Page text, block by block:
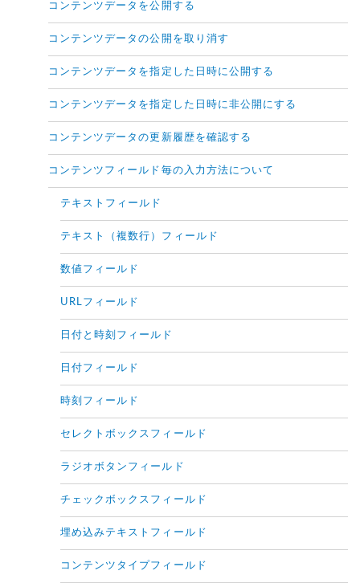
コンテンツデータを公開する
コンテンツデータの公開を取り消す
コンテンツデータを指定した日時に公開する
コンテンツデータを指定した日時に非公開にする
コンテンツデータの更新履歴を確認する
コンテンツフィールド毎の入力方法について
テキストフィールド
テキスト（複数行）フィールド
数値フィールド
URLフィールド
日付と時刻フィールド
日付フィールド
時刻フィールド
セレクトボックスフィールド
ラジオボタンフィールド
チェックボックスフィールド
埋め込みテキストフィールド
コンテンツタイプフィールド